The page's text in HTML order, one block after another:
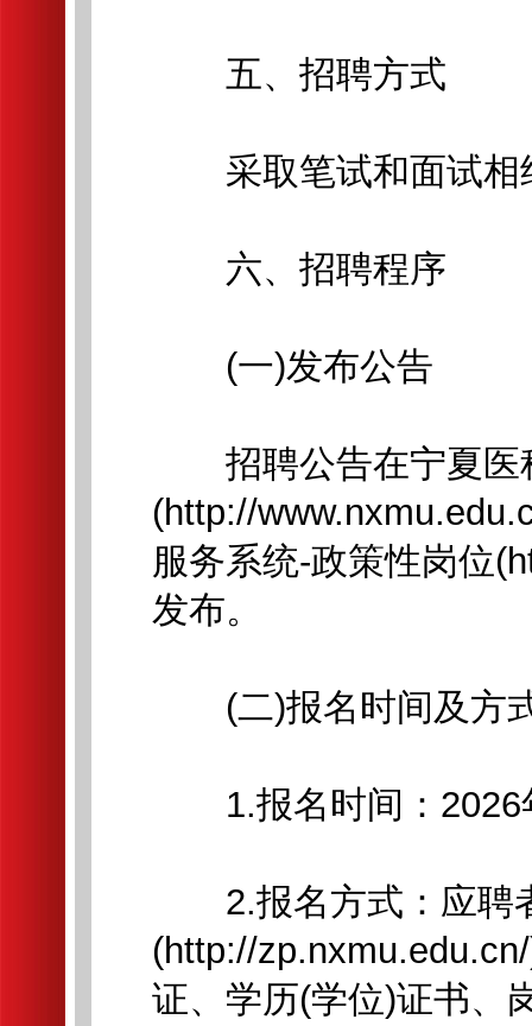
五、招聘方式
采取笔试和面试相
六、招聘程序
(一)发布公告
招聘公告在宁夏医
(http://
服务系统-政策性岗位
发布。
(二)报名时间及方
1.报名时间：2026
2.报名方式：应聘
(http://
证、学历(学位)证书、